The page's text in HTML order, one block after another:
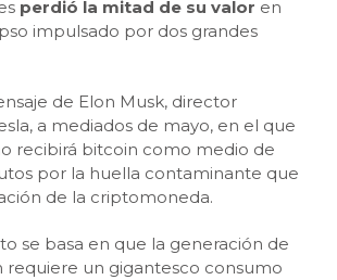
perdió la mitad de su valor en
impulsado por dos grandes
de Elon Musk, director
a mediados de mayo, en el que
recibirá bitcoin como medio de
por la huella contaminante que
de la criptomoneda.
se basa en que la generación de
requiere un gigantesco consumo